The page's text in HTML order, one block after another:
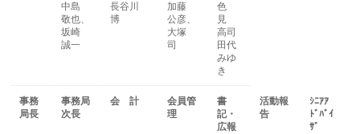
中島
敬也、
坂崎
誠一
長谷川
博
加藤
公彦、
大塚
司
色
見
高司
田代
みゆ
き
事務
局長
事務局
次長
会 計
会員管
理
書
記・
広報
活動報
告
ｼﾆｱｱ
ﾄﾞﾊﾞｲ
ｻﾞ